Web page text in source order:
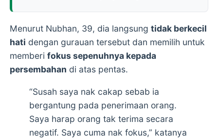
Menurut Nubhan, 39, dia langsung tidak berkecil
hati dengan gurauan tersebut dan memilih untuk
memberi fokus sepenuhnya kepada
persembahan di atas pentas.
“Susah saya nak cakap sebab ia
bergantung pada penerimaan orang.
Saya harap orang tak terima secara
negatif. Saya cuma nak fokus,” katanya